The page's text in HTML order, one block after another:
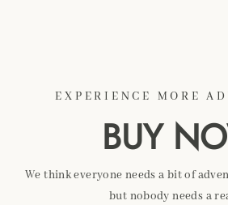
EXPERIENCE MORE
BUY
We think everyone needs a bit of
but nobody needs a